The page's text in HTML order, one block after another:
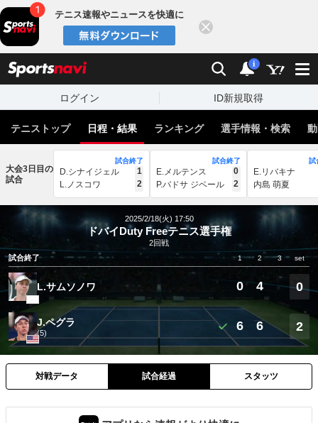
テニス速報やニュースを快適に
検索 通知
i
ログイン ID新規取得
テニストップ 日程・結果 ランキング 選手情報・検索
大会3日目の
試合
試合終了
D.シナイジェル
1
L.ノスコワ
2
試合終了
E.メルテンス
0
P.バドサ ジベール
2
試
E.リバキナ
内島 萌夏
2025/2/18(火) 17:50
ドバイDuty Freeテニス選手権
2回戦
試合終了
1 2 3 set
L.サムソノワ 0 4 0
J.ペグラ
(5) 6 6 2
対戦データ 試合経過 スタッツ